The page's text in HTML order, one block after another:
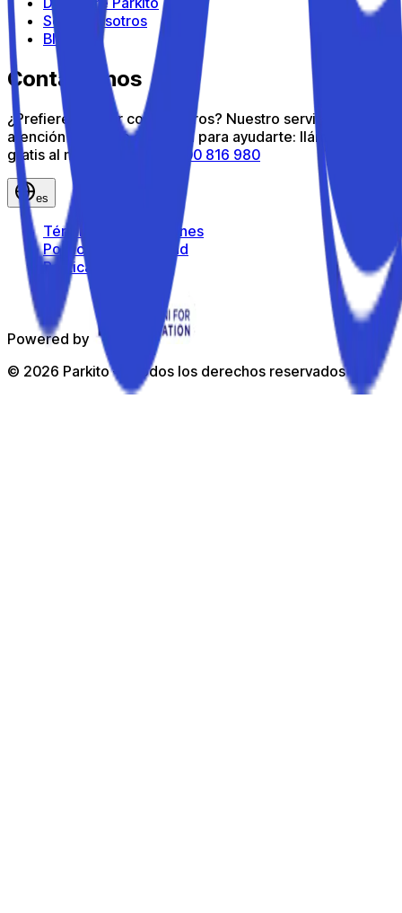
Sobre nosotros
Blog
Contáctanos
¿Prefieres hablar con nosotros? Nuestro servicio de
atención al cliente está aquí para ayudarte: llámanos
gratis al número gratuito
800 816 980
es
Términos y condiciones
Política de privacidad
Política de cookies
Powered by
© 2026 Parkito — Todos los derechos reservados